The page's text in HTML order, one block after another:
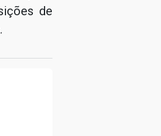
de